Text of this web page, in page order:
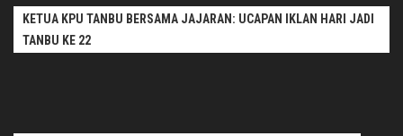
KETUA KPU TANBU BERSAMA JAJARAN: UCAPAN IKLAN HARI JADI
TANBU KE 22